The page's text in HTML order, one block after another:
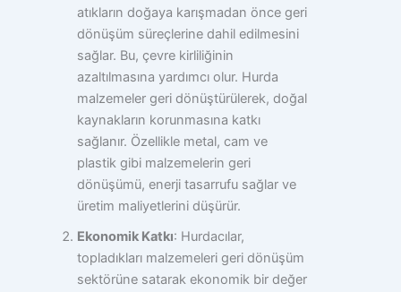
atıkların doğaya karışmadan önce geri
dönüşüm süreçlerine dahil edilmesini
sağlar. Bu, çevre kirliliğinin
azaltılmasına yardımcı olur. Hurda
malzemeler geri dönüştürülerek, doğal
kaynakların korunmasına katkı
sağlanır. Özellikle metal, cam ve
plastik gibi malzemelerin geri
dönüşümü, enerji tasarrufu sağlar ve
üretim maliyetlerini düşürür.
Ekonomik Katkı: Hurdacılar,
topladıkları malzemeleri geri dönüşüm
sektörüne satarak ekonomik bir değer